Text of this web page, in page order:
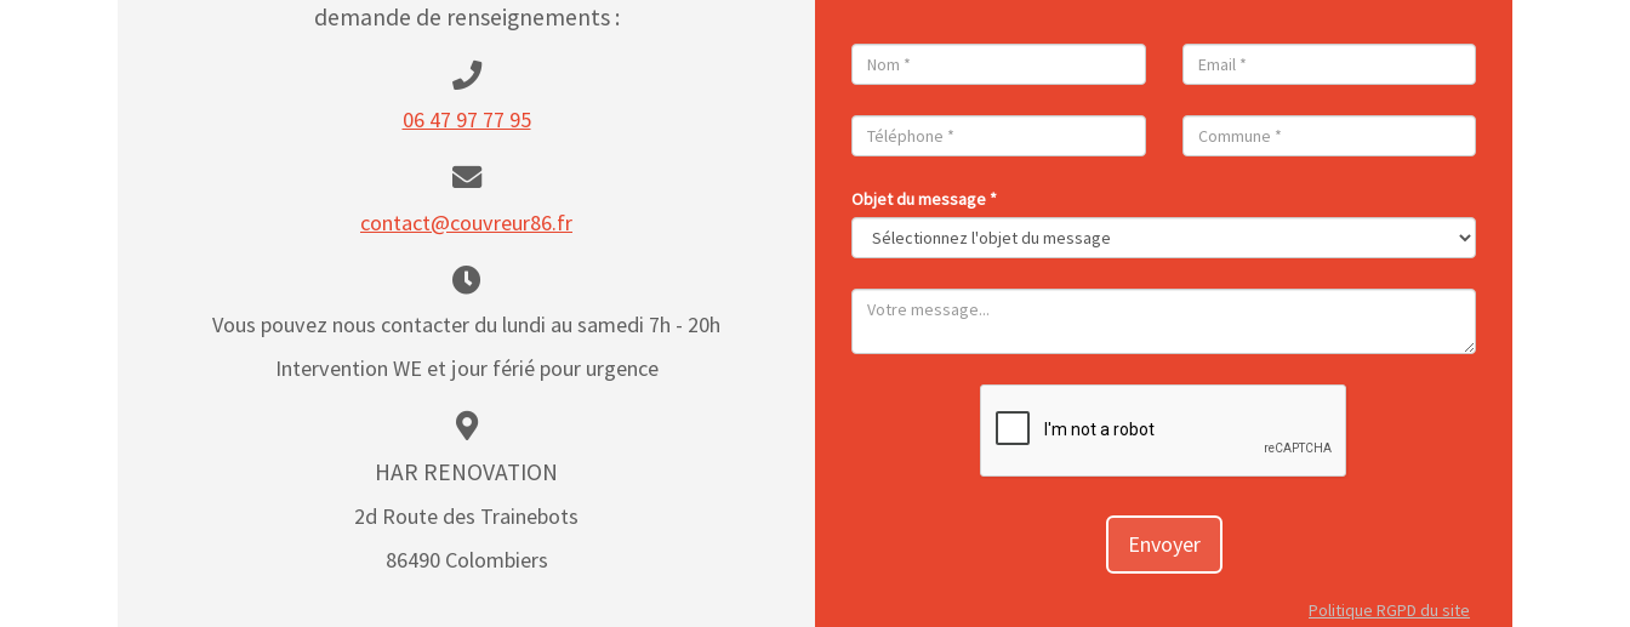
demande de renseignements :
06 47 97 77 95
contact@couvreur86.fr
Vous pouvez nous contacter du lundi au samedi 7h - 20h
Intervention WE et jour férié pour urgence
HAR RENOVATION
2d Route des Trainebots
86490 Colombiers
Objet du message *
Envoyer
Politique RGPD du site